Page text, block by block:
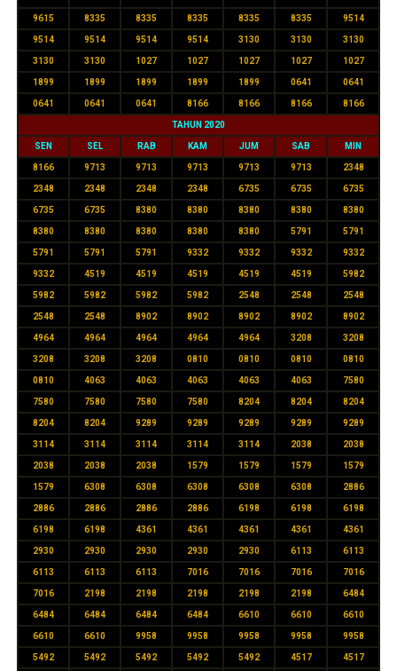
9615 8335 8335 8335 8335 8335 9514
9514 9514 9514 9514 3130 3130 3130
3130 3130 1027 1027 1027 1027 1027
1899 1899 1899 1899 1899 0641 0641
0641 0641 0641 8166 8166 8166 8166
TAHUN 2020
SEN SEL RAB KAM JUM SAB MIN
8166 9713 9713 9713 9713 9713 2348
2348 2348 2348 2348 6735 6735 6735
6735 6735 8380 8380 8380 8380 8380
8380 8380 8380 8380 8380 5791 5791
5791 5791 5791 9332 9332 9332 9332
9332 4519 4519 4519 4519 4519 5982
5982 5982 5982 5982 2548 2548 2548
2548 2548 8902 8902 8902 8902 8902
4964 4964 4964 4964 4964 3208 3208
3208 3208 3208 0810 0810 0810 0810
0810 4063 4063 4063 4063 4063 7580
7580 7580 7580 7580 8204 8204 8204
8204 8204 9289 9289 9289 9289 9289
3114 3114 3114 3114 3114 2038 2038
2038 2038 2038 1579 1579 1579 1579
1579 6308 6308 6308 6308 6308 2886
2886 2886 2886 2886 6198 6198 6198
6198 6198 4361 4361 4361 4361 4361
2930 2930 2930 2930 2930 6113 6113
6113 6113 6113 7016 7016 7016 7016
7016 2198 2198 2198 2198 2198 6484
6484 6484 6484 6484 6610 6610 6610
6610 6610 9958 9958 9958 9958 9958
5492 5492 5492 5492 5492 4517 4517